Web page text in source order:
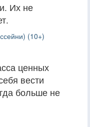
Их не
(10+)
ценных
вести
больше не